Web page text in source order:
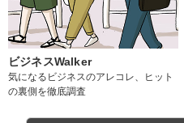
ビジネスWalker
気になるビジネスのアレコレ、ヒット
の裏側を徹底調査